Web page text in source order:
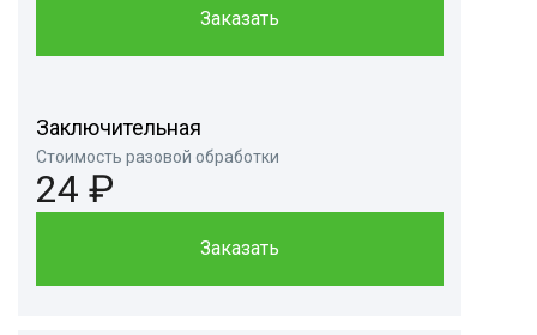
Заказать
Заключительная
Стоимость разовой обработки
24 ₽
Заказать